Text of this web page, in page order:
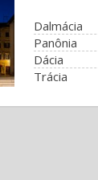
Dalmácia
Panônia
Dácia
Trácia